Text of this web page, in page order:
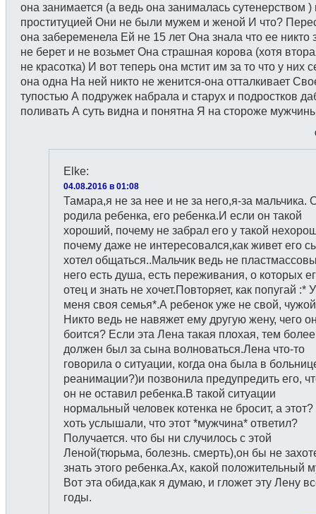
она занимается (а ведь она занималась сутенерством )
проституцией Они не были мужем и женой И что?
она забеременела Ей не 15 лет Она знала что ее никто
не берет и не возьмет Она страшная корова (хотя
не красотка) И вот теперь она мстит им за то что у них
она одна На ней никто не женится-она отталкивает
тупостью А подружек набрала и старух и подростков
поливать А суть видна и понятна Я на стороже
Elke:
04.08.2016 в 01:08
Тамара,я не за нее и не за него,я-за мальчика.
родила ребенка, его ребенка.И если он такой
хороший, почему не забрал его у такой
почему даже не интересовался,как живет его
хотел общаться..Мальчик ведь не
него есть душа, есть переживания, о которых
отец и знать не хочет.Повторяет, как попугай :* У
меня своя семья*.А ребенок уже не свой,
Никто ведь не навяжет ему другую жену, чего
боится? Если эта Лена такая плохая, тем более
должен был за сына волноваться.Лена что-то
говорила о ситуации, когда она была в
реанимации?)и позвонила предупредить его,
он не оставил ребенка.В такой ситуации
нормальный человек котенка не бросит, а
хоть услышали, что этот *мужчина* ответил?
Получается. что бы ни случилось с этой
Леной(тюрьма, болезнь. смерть),он бы не
знать этого ребенка.Ах, какой положительный
Вот эта обида,как я думаю, и гложет эту Лену
годы.